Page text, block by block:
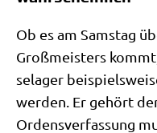
Ob es am Sams­tag
Groß­mei­sters
se­la­ger
wer­den. Er gehört
Ordens­ver­fas­sung